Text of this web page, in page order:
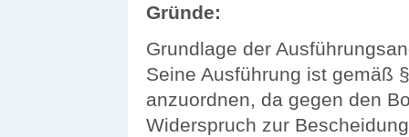
Gründe:
Grundlage der
Seine Ausführung ist gemäß
anzuordnen, da gegen den
Widerspruch zur